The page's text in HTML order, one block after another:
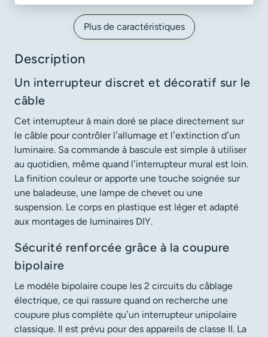
Plus de caractéristiques
Description
Un interrupteur discret et décoratif sur le
câble
Cet interrupteur à main doré se place directement sur
le câble pour contrôler l’allumage et l’extinction d’un
luminaire. Sa commande à bascule est simple à utiliser
au quotidien, même quand l’interrupteur mural est loin.
La finition couleur or apporte une touche soignée sur
une baladeuse, une lampe de chevet ou une
suspension. Le corps en plastique est léger et adapté
aux montages de luminaires DIY.
Sécurité renforcée grâce à la coupure
bipolaire
Le modèle bipolaire coupe les 2 circuits du câblage
électrique, ce qui rassure quand on recherche une
coupure plus complète qu’un interrupteur unipolaire
classique. Il est prévu pour des appareils de classe II. La